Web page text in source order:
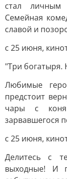
стал личным
Семейная
славой и
с 25 июня,
"Три богатыря.
Любимые
предстоит
чары с
зарвавшегося
с 25 июня,
Делитесь с
выходные! И